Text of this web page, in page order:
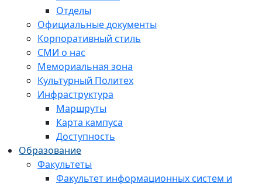
Отделы
Официальные документы
Корпоративный стиль
СМИ о нас
Мемориальная зона
Культурный Политех
Инфраструктура
Маршруты
Карта кампуса
Доступность
Образование
Факультеты
Факультет информационных систем и